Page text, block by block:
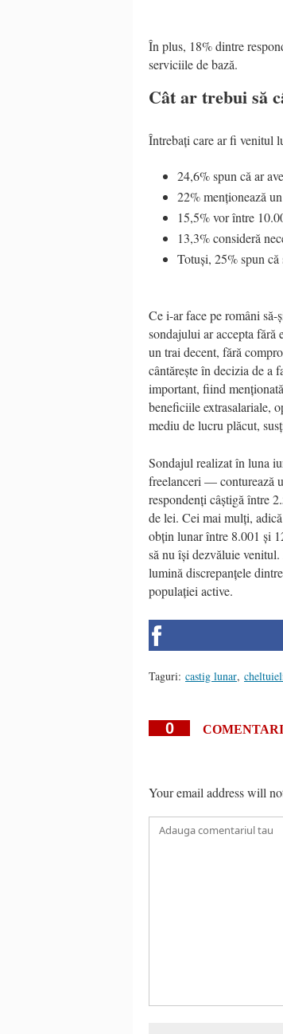
În plus, 18% dintre
serviciile de bază.
Cât ar trebui să
Întrebați care ar fi venitul
24,6% spun că ar
22% menționează
15,5% vor între
13,3% consideră
Totuși, 25% spun
Ce i-ar face pe români să-
sondajului ar accepta fără
un trai decent, fără
cântărește în decizia de a
important, fiind
beneficiile extrasalariale,
mediu de lucru plăcut,
Sondajul realizat în luna
freelanceri — conturează
respondenți câștigă între
de lei. Cei mai mulți,
obțin lunar între 8.001 și
să nu își dezvăluie
lumină discrepanțele
populației active.
Taguri: castig lunar,
0
Your email address will